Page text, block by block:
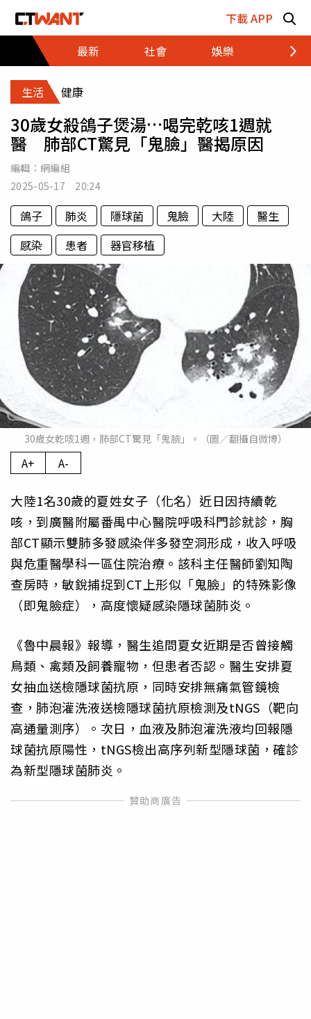
下載 APP
最新
社會 娛樂 財經
生活 健康
30歲女殺鴿子煲湯…喝完乾咳1週就
醫 肺部CT驚見「鬼臉」醫揭原因
編輯： 網編組
2025-05-17 20:24
鴿子 肺炎 隱球菌 鬼臉 大陸
醫生
感染
患者 器官移植
30歲女乾咳1週，肺部CT驚見「鬼臉」。（圖／翻攝自微博）
A+ A-
大陸1名30歲的夏姓女子（化名）近日因持續乾
咳，到廣醫附屬番禺中心醫院呼吸科門診就診，胸
部CT顯示雙肺多發感染伴多發空洞形成，收入呼吸
與危重醫學科一區住院治療。該科主任醫師劉知陶
查房時，敏銳捕捉到CT上形似「鬼臉」的特殊影像
（即鬼臉症），高度懷疑感染隱球菌肺炎。
《魯中晨報》報導，醫生追問夏女近期是否曾接觸
鳥類、禽類及飼養寵物，但患者否認。醫生安排夏
女抽血送檢隱球菌抗原，同時安排無痛氣管鏡檢
查，肺泡灌洗液送檢隱球菌抗原檢測及tNGS（靶向
高通量測序）。次日，血液及肺泡灌洗液均回報隱
球菌抗原陽性，tNGS檢出高序列新型隱球菌，確診
為新型隱球菌肺炎。